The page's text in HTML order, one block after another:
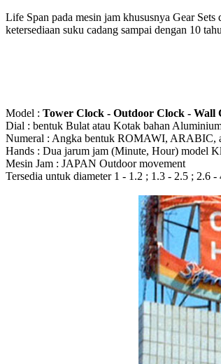
Life Span pada mesin jam khususnya Gear
ketersediaan suku cadang sampai dengan 10
Model : Tower Clock - Outdoor Clock - Wall
Dial : bentuk Bulat atau Kotak bahan
Numeral : Angka bentuk ROMAWI,
Hands : Dua jarum jam (Minute, Hour) model
Mesin Jam : JAPAN Outdoor movement
Tersedia untuk diameter 1 - 1.2 ; 1.3 - 2.5 ; 2.6